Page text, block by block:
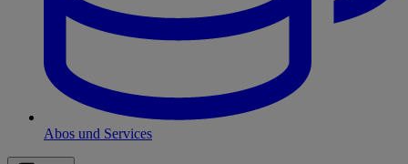
Abos und Services